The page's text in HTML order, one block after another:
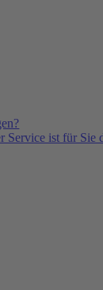
Service ist für Sie